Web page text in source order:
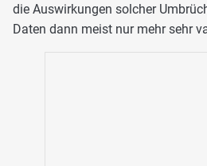
die Auswirkungen solcher
Daten dann meist nur mehr sehr